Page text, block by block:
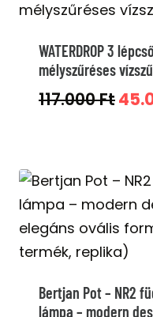
WATERDROP 3
mélyszűréses
117.000Ft
Bertjan Pot – NR2
lámpa – modern